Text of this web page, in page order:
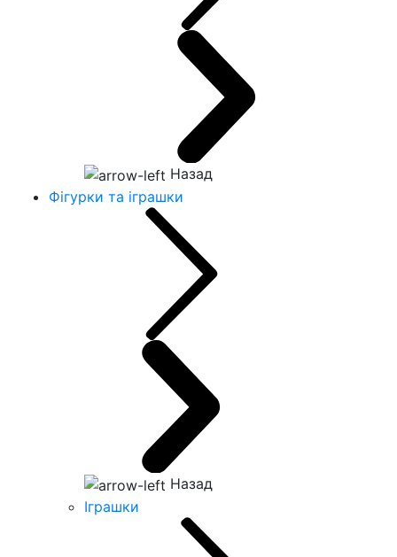
Назад
Фігурки та іграшки
Назад
Іграшки